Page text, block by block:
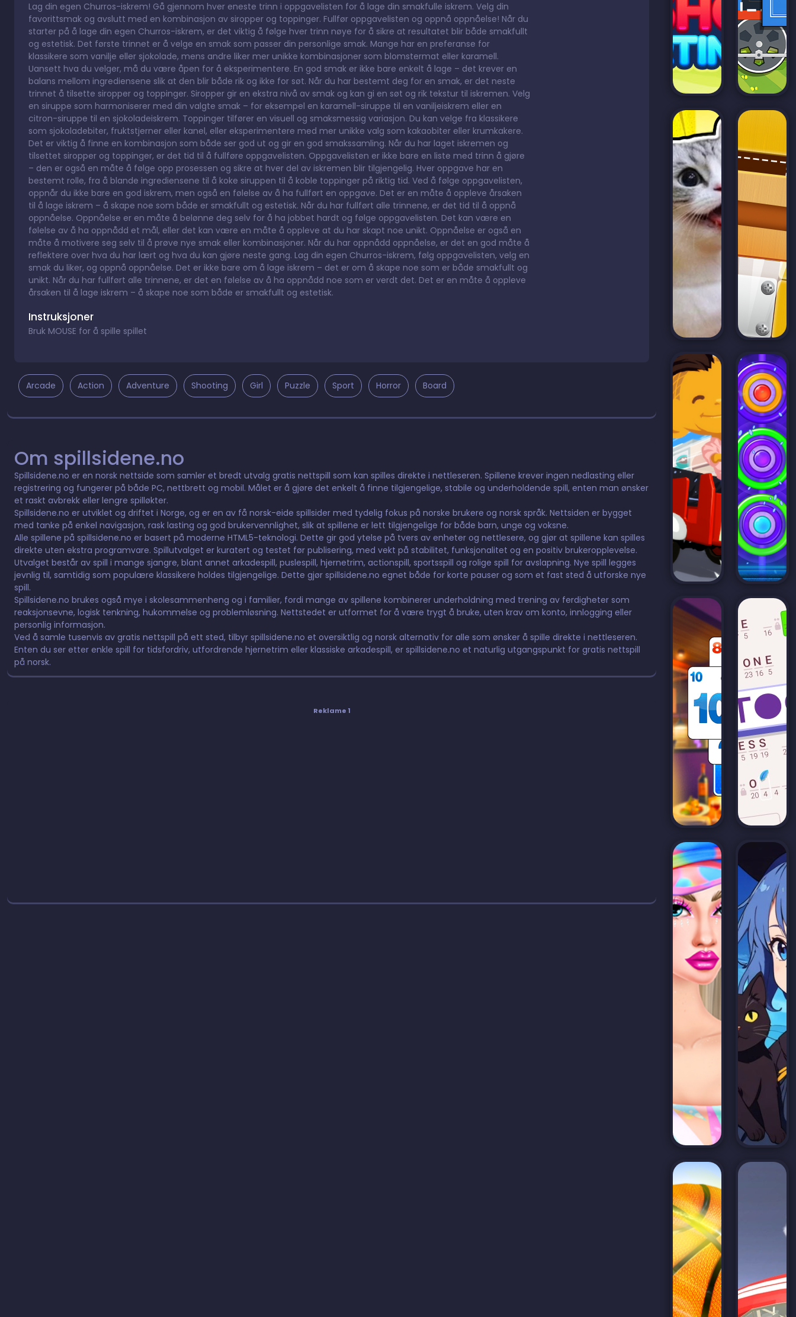
Lag din egen Churros-iskrem! Gå gjennom hver eneste trinn i oppgavelisten for å lage din smakfulle iskrem. Velg din
favorittsmak og avslutt med en kombinasjon av siropper og toppinger. Fullfør oppgavelisten og oppnå oppnåelse! Når du
starter på å lage din egen Churros-iskrem, er det viktig å følge hver trinn nøye for å sikre at resultatet blir både smakfullt
og estetisk. Det første trinnet er å velge en smak som passer din personlige smak. Mange har en preferanse for
klassikere som vanilje eller sjokolade, mens andre liker mer unikke kombinasjoner som blomstermat eller karamell.
Uansett hva du velger, må du være åpen for å eksperimentere. En god smak er ikke bare enkelt å lage – det krever en
balans mellom ingrediensene slik at den blir både rik og ikke for søt. Når du har bestemt deg for en smak, er det neste
trinnet å tilsette siropper og toppinger. Siropper gir en ekstra nivå av smak og kan gi en søt og rik tekstur til iskremen. Velg
en siruppe som harmoniserer med din valgte smak – for eksempel en karamell-siruppe til en vaniljeiskrem eller en
citron-siruppe til en sjokoladeiskrem. Toppinger tilfører en visuell og smaksmessig variasjon. Du kan velge fra klassikere
som sjokoladebiter, fruktstjerner eller kanel, eller eksperimentere med mer unikke valg som kakaobiter eller krumkakere.
Det er viktig å finne en kombinasjon som både ser god ut og gir en god smakssamling. Når du har laget iskremen og
tilsettet siropper og toppinger, er det tid til å fullføre oppgavelisten. Oppgavelisten er ikke bare en liste med trinn å gjøre
– den er også en måte å følge opp prosessen og sikre at hver del av iskremen blir tilgjengelig. Hver oppgave har en
bestemt rolle, fra å blande ingrediensene til å koke siruppen til å koble toppinger på riktig tid. Ved å følge oppgavelisten,
oppnår du ikke bare en god iskrem, men også en følelse av å ha fullført en oppgave. Det er en måte å oppleve årsaken
til å lage iskrem – å skape noe som både er smakfullt og estetisk. Når du har fullført alle trinnene, er det tid til å oppnå
oppnåelse. Oppnåelse er en måte å belønne deg selv for å ha jobbet hardt og følge oppgavelisten. Det kan være en
følelse av å ha oppnådd et mål, eller det kan være en måte å oppleve at du har skapt noe unikt. Oppnåelse er også en
måte å motivere seg selv til å prøve nye smak eller kombinasjoner. Når du har oppnådd oppnåelse, er det en god måte å
reflektere over hva du har lært og hva du kan gjøre neste gang. Lag din egen Churros-iskrem, følg oppgavelisten, velg en
smak du liker, og oppnå oppnåelse. Det er ikke bare om å lage iskrem – det er om å skape noe som er både smakfullt og
unikt. Når du har fullført alle trinnene, er det en følelse av å ha oppnådd noe som er verdt det. Det er en måte å oppleve
årsaken til å lage iskrem – å skape noe som både er smakfullt og estetisk.
Instruksjoner
Bruk MOUSE for å spille spillet
Arcade Action Adventure Shooting Girl Puzzle Sport Horror Board
Om spillsidene.no
Spillsidene.no er en norsk nettside som samler et bredt utvalg gratis nettspill som kan spilles direkte i nettleseren. Spillene krever ingen nedlasting eller
registrering og fungerer på både PC, nettbrett og mobil. Målet er å gjøre det enkelt å finne tilgjengelige, stabile og underholdende spill, enten man ønsker
et raskt avbrekk eller lengre spilløkter.
Spillsidene.no er utviklet og driftet i Norge, og er en av få norsk-eide spillsider med tydelig fokus på norske brukere og norsk språk. Nettsiden er bygget
med tanke på enkel navigasjon, rask lasting og god brukervennlighet, slik at spillene er lett tilgjengelige for både barn, unge og voksne.
Alle spillene på spillsidene.no er basert på moderne HTML5-teknologi. Dette gir god ytelse på tvers av enheter og nettlesere, og gjør at spillene kan spilles
direkte uten ekstra programvare. Spillutvalget er kuratert og testet før publisering, med vekt på stabilitet, funksjonalitet og en positiv brukeropplevelse.
Utvalget består av spill i mange sjangre, blant annet arkadespill, puslespill, hjernetrim, actionspill, sportsspill og rolige spill for avslapning. Nye spill legges
jevnlig til, samtidig som populære klassikere holdes tilgjengelige. Dette gjør spillsidene.no egnet både for korte pauser og som et fast sted å utforske nye
spill.
Spillsidene.no brukes også mye i skolesammenheng og i familier, fordi mange av spillene kombinerer underholdning med trening av ferdigheter som
reaksjonsevne, logisk tenkning, hukommelse og problemløsning. Nettstedet er utformet for å være trygt å bruke, uten krav om konto, innlogging eller
personlig informasjon.
Ved å samle tusenvis av gratis nettspill på ett sted, tilbyr spillsidene.no et oversiktlig og norsk alternativ for alle som ønsker å spille direkte i nettleseren.
Enten du ser etter enkle spill for tidsfordriv, utfordrende hjernetrim eller klassiske arkadespill, er spillsidene.no et naturlig utgangspunkt for gratis nettspill
på norsk.
Reklame 1